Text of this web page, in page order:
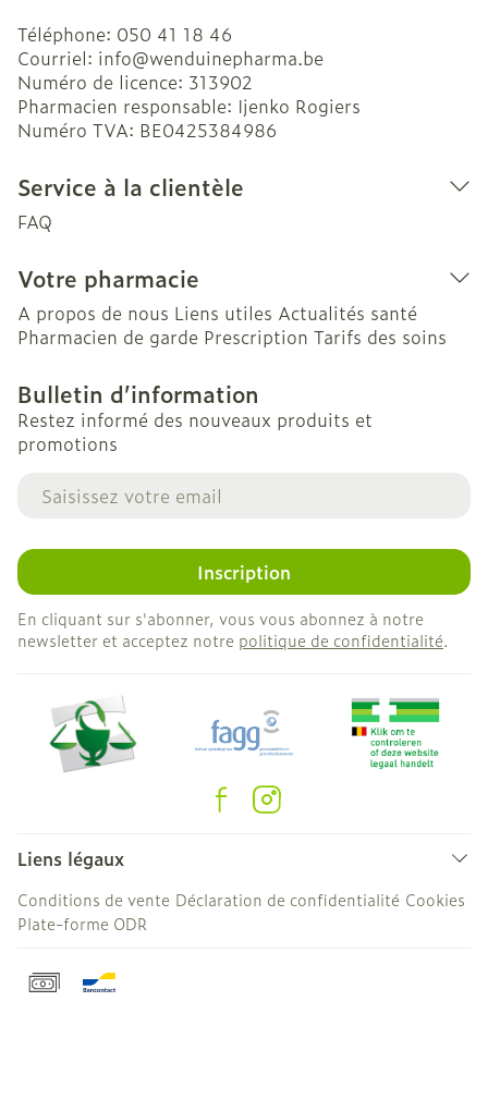
Téléphone: 050 41 18 46
Courriel: info@wenduinepharma.be
Numéro de licence: 313902
Pharmacien responsable: Ijenko Rogiers
Numéro TVA: BE0425384986
Service à la clientèle
FAQ
Votre pharmacie
A propos de nous Liens utiles Actualités santé
Pharmacien de garde Prescription Tarifs des soins
Bulletin d’information
Restez informé des nouveaux produits et
promotions
Adresse mail
Inscription
En cliquant sur s'abonner, vous vous abonnez à notre
newsletter et acceptez notre politique de confidentialité.
Liens légaux
Conditions de vente Déclaration de confidentialité Cookies
Plate-forme ODR